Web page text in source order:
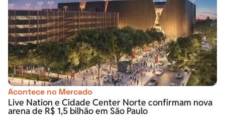
Acontece no Mercado
Live Nation e Cidade Center Norte confirmam nova
arena de R$ 1,5 bilhão em São Paulo